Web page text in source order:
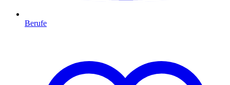
Berufe